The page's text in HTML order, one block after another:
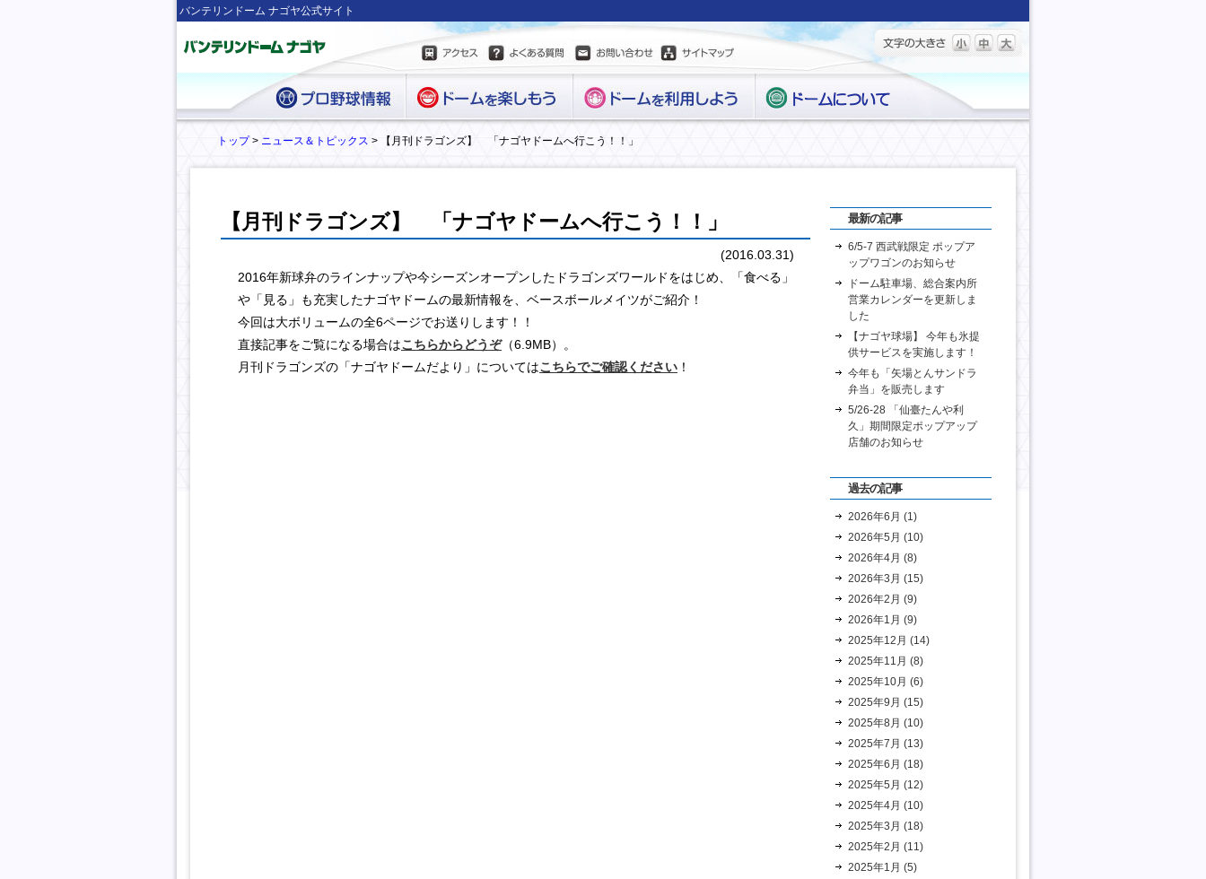
バンテリンドーム ナゴヤ公式サイト
トップ> ニュース＆トピックス > 【月刊ドラゴンズ】 「ナゴヤドームへ行こう！！」
【月刊ドラゴンズ】 「ナゴヤドームへ行こう！！」
(2016.03.31)
2016年新球弁のラインナップや今シーズンオープンしたドラゴンズワールドをはじめ、「食べる」
や「見る」も充実したナゴヤドームの最新情報を、ベースボールメイツがご紹介！
今回は大ボリュームの全6ページでお送りします！！
直接記事をご覧になる場合はこちらからどうぞ（6.9MB）。
月刊ドラゴンズの「ナゴヤドームだより」についてはこちらでご確認ください ！
最新の記事
6/5-7 西武戦限定 ポップア
ップワゴンのお知らせ
ドーム駐車場、総合案内所
営業カレンダーを更新しま
した
【ナゴヤ球場】 今年も氷提
供サービスを実施します！
今年も「矢場とんサンドラ
弁当」を販売します
5/26-28 「仙臺たんや利
久」期間限定ポップアップ
店舗のお知らせ
過去の記事
2026年6月 (1)
2026年5月 (10)
2026年4月 (8)
2026年3月 (15)
2026年2月 (9)
2026年1月 (9)
2025年12月 (14)
2025年11月 (8)
2025年10月 (6)
2025年9月 (15)
2025年8月 (10)
2025年7月 (13)
2025年6月 (18)
2025年5月 (12)
2025年4月 (10)
2025年3月 (18)
2025年2月 (11)
2025年1月 (5)